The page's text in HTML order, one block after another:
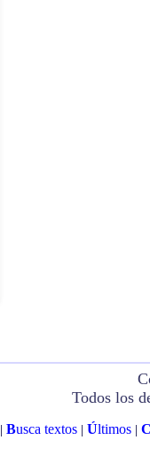
Todos los
Busca textos| Últimos|